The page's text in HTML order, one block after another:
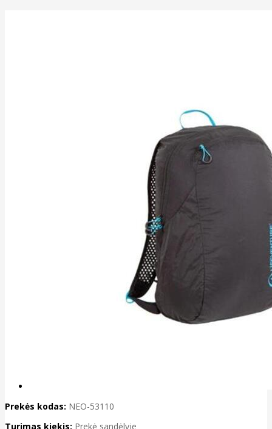
Prekės kodas: NEO-53110
Turimas kiekis: Prekė sandėlyje